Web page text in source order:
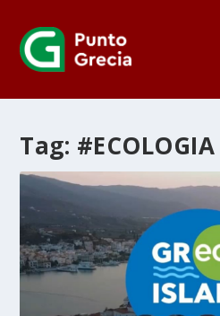
Tag: #ECOLOGIA